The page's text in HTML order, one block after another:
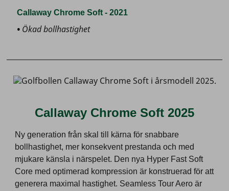
Callaway Chrome Soft - 2021
Ökad bollhastighet
Callaway Chrome Soft 2025
Ny generation från skal till kärna för snabbare
bollhastighet, mer konsekvent prestanda och med
mjukare känsla i närspelet. Den nya Hyper Fast Soft
Core med optimerad kompression är konstruerad för att
generera maximal hastighet. Seamless Tour Aero är